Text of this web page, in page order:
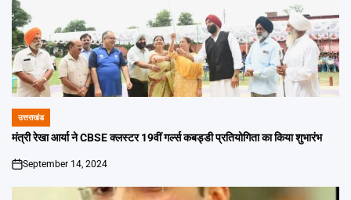
POSTED
IN
उत्तराखंड
मंत्री रेखा आर्या ने CBSE क्लस्टर 19वीं गर्ल्स कबड्डी प्रतियोगिता का किया शुभारंभ
on
September 14, 2024